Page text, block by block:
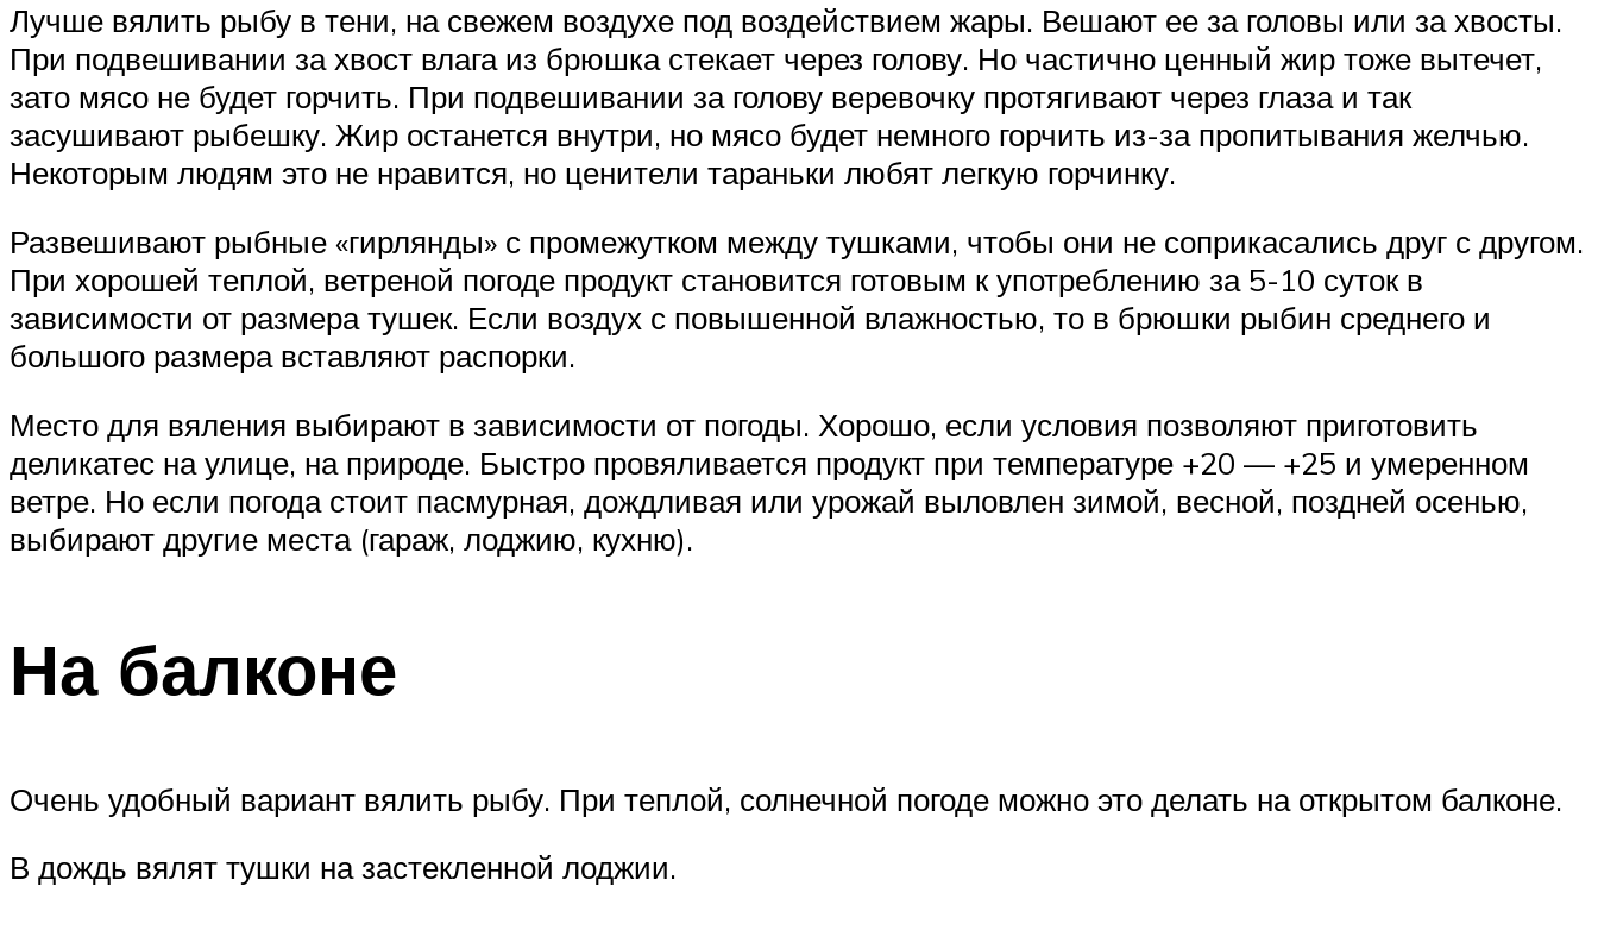
Лучше вялить рыбу в тени, на свежем воздухе под воздействием жары. Вешают ее за головы или за хвосты.
При подвешивании за хвост влага из брюшка стекает через голову. Но частично ценный жир тоже вытечет,
зато мясо не будет горчить. При подвешивании за голову веревочку протягивают через глаза и так
засушивают рыбешку. Жир останется внутри, но мясо будет немного горчить из-за пропитывания желчью.
Некоторым людям это не нравится, но ценители тараньки любят легкую горчинку.
Развешивают рыбные «гирлянды» с промежутком между тушками, чтобы они не соприкасались друг с другом.
При хорошей теплой, ветреной погоде продукт становится готовым к употреблению за 5-10 суток в
зависимости от размера тушек. Если воздух с повышенной влажностью, то в брюшки рыбин среднего и
большого размера вставляют распорки.
Место для вяления выбирают в зависимости от погоды. Хорошо, если условия позволяют приготовить
деликатес на улице, на природе. Быстро провяливается продукт при температуре +20 — +25 и умеренном
ветре. Но если погода стоит пасмурная, дождливая или урожай выловлен зимой, весной, поздней осенью,
выбирают другие места (гараж, лоджию, кухню).
На балконе
Очень удобный вариант вялить рыбу. При теплой, солнечной погоде можно это делать на открытом балконе.
В дождь вялят тушки на застекленной лоджии.